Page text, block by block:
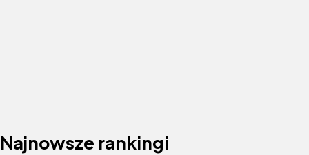
Najnowsze rankingi